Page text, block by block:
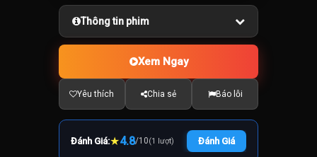
Thông tin phim
Xem Ngay
Yêu thích Chia sẻ Báo lỗi
Đánh Giá:★4.8/10(1 lượt) Đánh Giá